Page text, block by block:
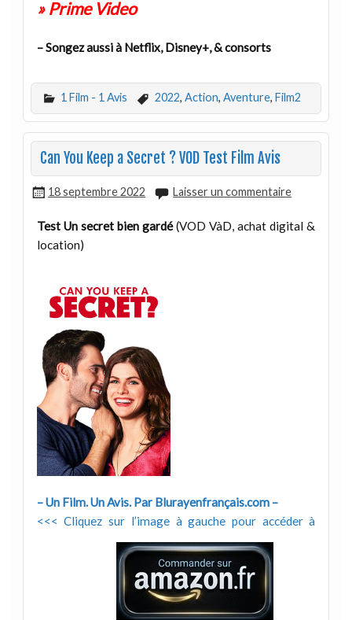
» Prime Video
– Songez aussi à Netflix, Disney+, & consorts
1 Film - 1 Avis 2022, Action, Aventure, Film2
Can You Keep a Secret ? VOD Test Film Avis
18 septembre 2022 Laisser un commentaire
Test Un secret bien gardé(VOD VàD, achat digital &
location)
– Un Film. Un Avis. Par Blurayenfrançais.com –
<<< Cliquez sur l’image à gauche pour accéder à